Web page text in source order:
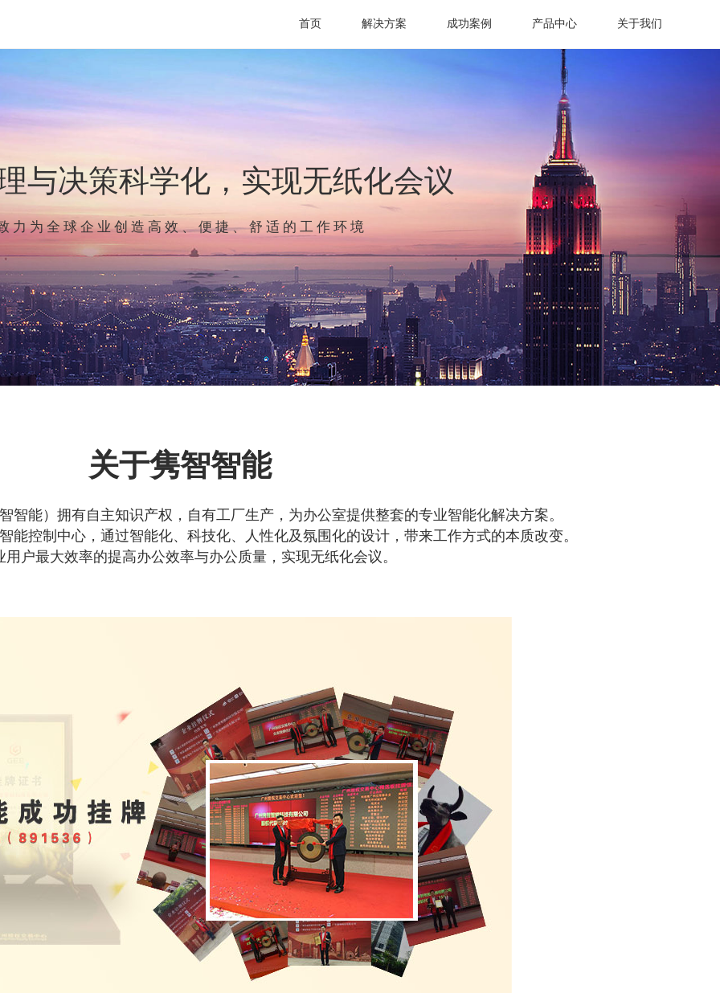
首页 解决方案 成功案例 产品中心 关于我们
与决策科学化，实现无纸化会议
力 为 全 球 企 业 创 造 高 效 、 便 捷 、 舒 适 的 工 作 环 境
关于隽智智能
智能）拥有自主知识产权，自有工厂生产，为办公室提供整套的专业智能化解决方案。
能控制中心，通过智能化、科技化、人性化及氛围化的设计，带来工作方式的本质改变。
用户最大效率的提高办公效率与办公质量，实现无纸化会议。